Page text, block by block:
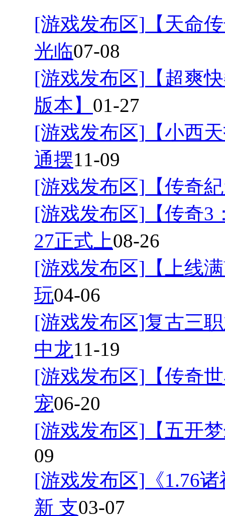
[游戏发布区] 【天命
光临07-08
[游戏发布区] 【超爽
版本】 01-27
[游戏发布区] 【小西
通摆11-09
[游戏发布区] 【传奇
[游戏发布区] 【传奇
27正式上08-26
[游戏发布区] 【上线
玩04-06
[游戏发布区]复古三
中龙11-19
[游戏发布区] 【传奇
宠06-20
[游戏发布区] 【五开
09
[游戏发布区] 《1.76
新 支03-07